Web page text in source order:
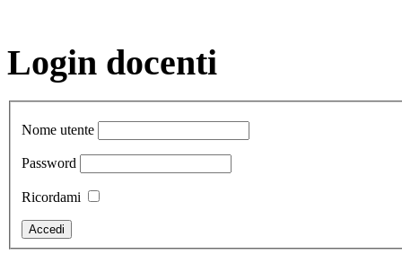
Login docenti
Nome utente
Password
Ricordami